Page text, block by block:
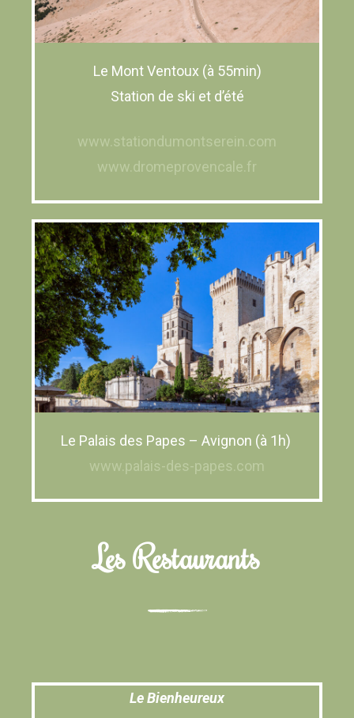
Le Mont Ventoux (à 55min)
Station de ski et d’été
www.stationdumontserein.com
www.dromeprovencale.fr
Le Palais des Papes – Avignon (à 1h)
www.palais-des-papes.com
Les Restaurants
Le Bienheureux